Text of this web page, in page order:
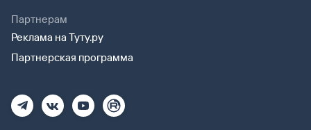
Партнерам
Реклама на Туту.ру
Партнерская программа